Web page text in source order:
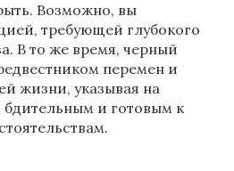
Возможно, вы
требующей глубокого
В то же время, черный
перемен и
жизни, указывая на
бдительным и готовым к